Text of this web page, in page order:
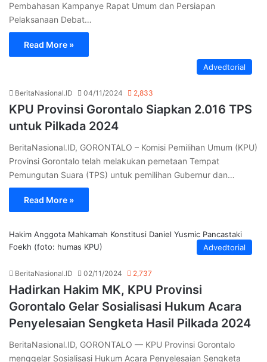
Pembahasan Kampanye Rapat Umum dan Persiapan
Pelaksanaan Debat…
Read More »
Advedtorial
BeritaNasional.ID 04/11/2024 2,833
KPU Provinsi Gorontalo Siapkan 2.016 TPS
untuk Pilkada 2024
BeritaNasional.ID, GORONTALO – Komisi Pemilihan Umum (KPU)
Provinsi Gorontalo telah melakukan pemetaan Tempat
Pemungutan Suara (TPS) untuk pemilihan Gubernur dan…
Read More »
Advedtorial
Hakim Anggota Mahkamah Konstitusi Daniel Yusmic Pancastaki
Foekh (foto: humas KPU)
BeritaNasional.ID 02/11/2024 2,737
Hadirkan Hakim MK, KPU Provinsi
Gorontalo Gelar Sosialisasi Hukum Acara
Penyelesaian Sengketa Hasil Pilkada 2024
BeritaNasional.ID, GORONTALO — KPU Provinsi Gorontalo
menggelar Sosialisasi Hukum Acara Penyelesaian Sengketa